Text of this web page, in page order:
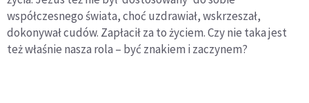
współczesnego świata, choć uzdrawiał, wskrzeszał,
dokonywał cudów. Zapłacił za to życiem. Czy nie taka jest
też właśnie nasza rola – być znakiem i zaczynem?